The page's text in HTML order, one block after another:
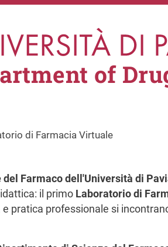
of
di Farmacia Virtuale
Farmaco dell'Università di
il primo Laboratorio di
pratica professionale si